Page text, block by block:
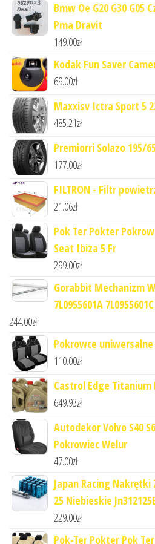
Bmw Oe G20 G30 G05
Pma Dravit
149.00zł
Kodak Fun Saver
69.00zł
Maxxisv Ictra Sport 5
485.21zł
Premiorri Solazo 195/
177.00zł
FILTRON - Filtr
21.06zł
Pok Ter Pokter
Seat Ibiza 5 Fr
299.00zł
Gorabbit Mechanizm
7L0955601A 7L0955601C
244.00zł
Pokrowce
110.00zł
Castrol Edge Titanium
649.93zł
Autodekor Volvo S40
Pokrowiec Welur
47.00zł
Japan Racing Nakrętki
25 Niebieskie
229.00zł
Pok-Ter Pokter Pok